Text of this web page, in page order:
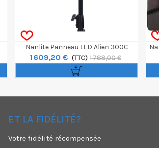
Nanlite Panneau LED Alien 300C
RGBW
1 609,20 € (TTC) 1 788,00 €
ET LA FIDÉLITÉ?
Votre fidélité récompensée